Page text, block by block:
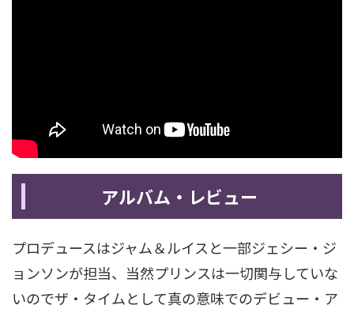
アルバム・レビュー
プロデュースはジャム＆ルイスと一部ジェシー・ジ
ョンソンが担当、当然プリンスは一切関与していな
いのでザ・タイムとして真の意味でのデビュー・ア